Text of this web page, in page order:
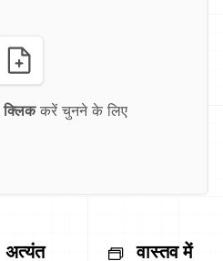
क्लिककरें चुनने के लिए
अत्यंत
वास्तव में